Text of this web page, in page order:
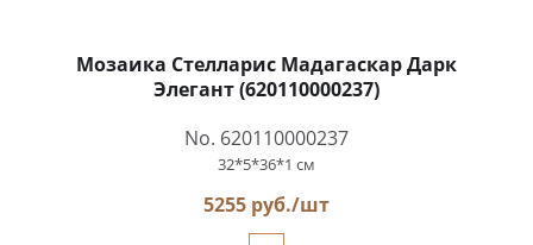
Мозаика Стелларис Мадагаскар Дарк
Элегант (620110000237)
No. 620110000237
32*5*36*1 см
5255 руб./шт